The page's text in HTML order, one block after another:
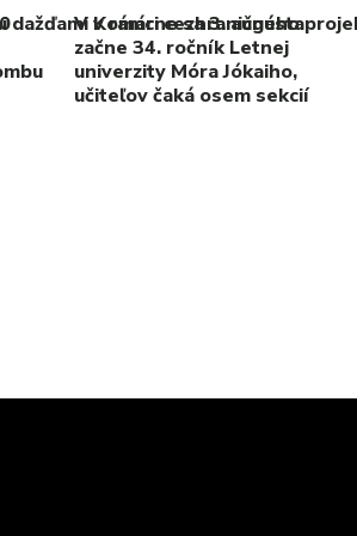
v rámci cezhraničného
V Komárne sa 3. augusta
začne 34. ročník Letnej
univerzity Móra Jókaiho,
učiteľov čaká osem sekcií